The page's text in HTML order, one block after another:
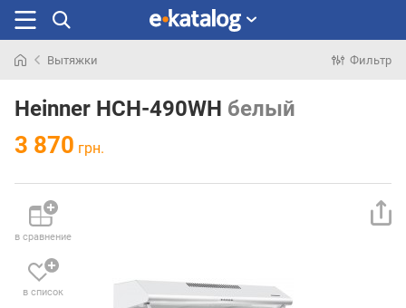
раньше
Вытяжки Фильтр
Heinner HCH-490WH белый
3 870 грн.
в сравнение
в список